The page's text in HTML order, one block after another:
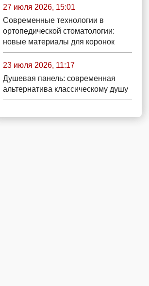
27 июля 2026, 15:01
Современные технологии в
ортопедической стоматологии:
новые материалы для коронок
23 июля 2026, 11:17
Душевая панель: современная
альтернатива классическому душу